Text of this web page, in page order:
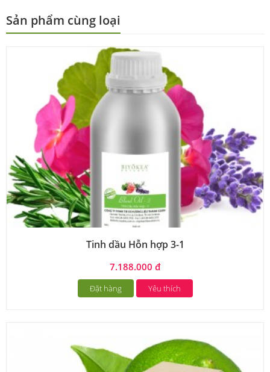
Sản phẩm cùng loại
Tinh dầu Hỗn hợp 3-1
7.188.000 đ
Đặt hàng Yêu thích